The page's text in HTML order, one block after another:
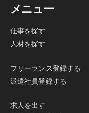
メニュー
仕事を探す
人材を探す
フリーランス登録する
派遣社員登録する
求人を出す